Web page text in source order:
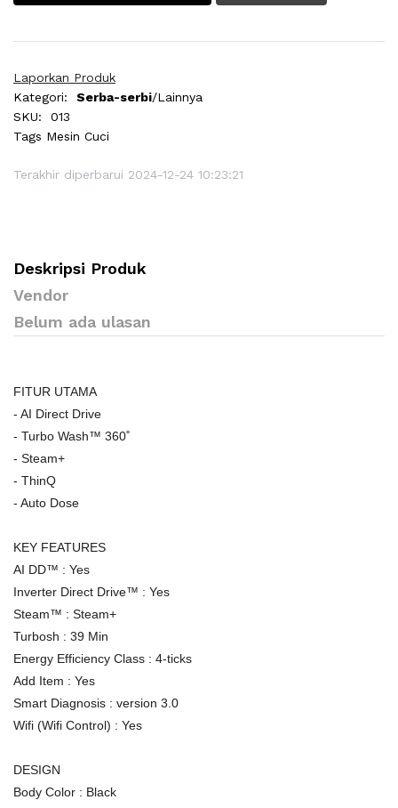
Laporkan Produk
Kategori:
Serba-serbi/Lainnya
SKU:
013
Tags Mesin Cuci
Terakhir diperbarui 2024-12-24 10:23:21
Deskripsi Produk
Vendor
Belum ada ulasan
FITUR UTAMA
- AI Direct Drive
- Turbo Wash™ 360˚
- Steam+
- ThinQ
- Auto Dose
KEY FEATURES
AI DD™ : Yes
Inverter Direct Drive™ : Yes
Steam™ : Steam+
Turbosh : 39 Min
Energy Efficiency Class : 4-ticks
Add Item : Yes
Smart Diagnosis : version 3.0
Wifi (Wifi Control) : Yes
DESIGN
Body Color : Black